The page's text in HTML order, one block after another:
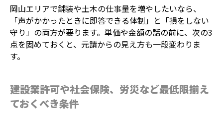
岡山エリアで舗装や土木の仕事量を増やしたいなら、
「声がかかったときに即答できる体制」と「損をしない
守り」の両方が要ります。単価や金額の話の前に、次の3
点を固めておくと、元請からの見え方も一段変わりま
す。
建設業許可や社会保険、労災など最低限揃え
ておくべき条件